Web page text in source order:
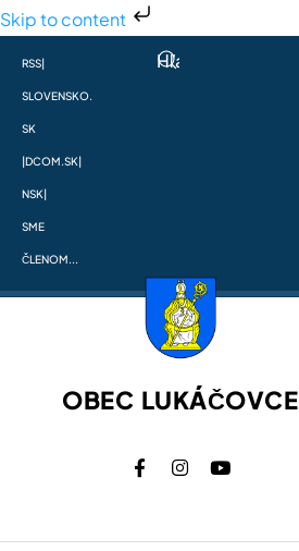
Skip to content
RSS|
SLOVENSKO.
SK
|DCOM.SK|
NSK|
SME
ČLENOM...
OBEC LUKÁČOVCE